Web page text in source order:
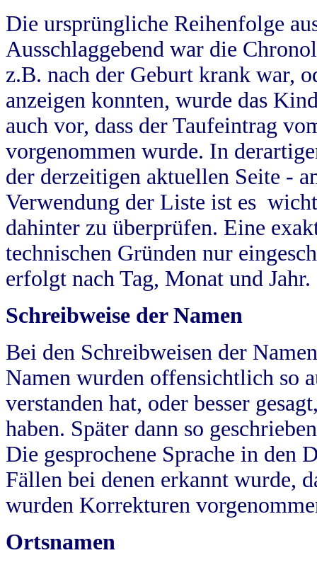
Die ursprüngliche Reihenfolge
Ausschlaggebend war die
z.B. nach der Geburt krank war,
anzeigen konnten, wurde das
auch vor, dass der Taufeintrag
vorgenommen wurde. In
der derzeitigen aktuellen Seite -
Verwendung der Liste ist es
dahinter zu überprüfen. Eine
technischen Gründen nur
erfolgt nach Tag, Monat und Jahr.
Schreibweise der Namen
Bei den Schreibweisen der
Namen wurden offensichtlich so
verstanden hat, oder besser
haben. Später dann so
Die gesprochene Sprache in
Fällen bei denen erkannt wurde,
wurden Korrekturen
Ortsnamen